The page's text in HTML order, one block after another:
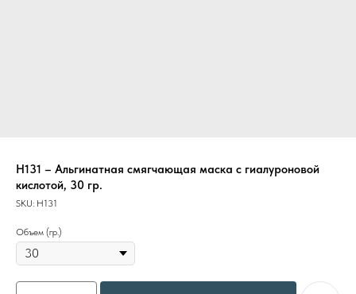
Н131 – Альгинатная смягчающая маска с гиалуроновой
кислотой, 30 гр.
SKU: Н131
Объем (гр.)